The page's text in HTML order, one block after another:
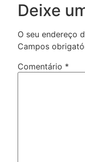
Deixe
O seu endereço
Campos
Comentário *